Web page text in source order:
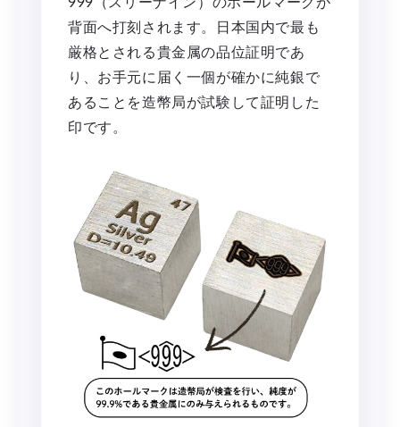
背面へ打刻されます。日本国内で最も
厳格とされる貴金属の品位証明であ
り、お手元に届く一個が確かに純銀で
あることを造幣局が試験して証明した
印です。